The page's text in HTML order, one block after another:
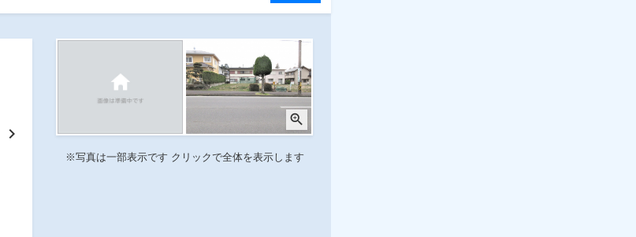
chevron_right
zoom_in
※写真は一部表示です クリックで全体を表示します